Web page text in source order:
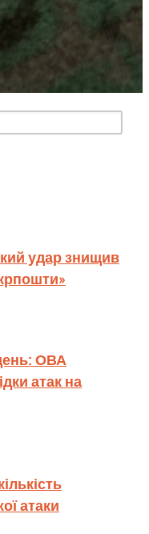
удар знищив
ОВА
атак на
атаки